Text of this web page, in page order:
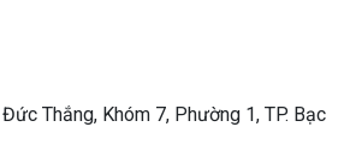
Thắng, Khóm 7, Phường 1, TP. Bạc